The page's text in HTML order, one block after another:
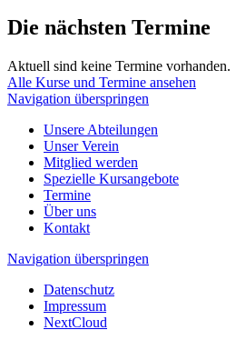
Die nächsten Termine
Aktuell sind keine Termine vorhanden.
Alle Kurse und Termine ansehen
Navigation überspringen
Unsere Abteilungen
Unser Verein
Mitglied werden
Spezielle Kursangebote
Termine
Über uns
Kontakt
Navigation überspringen
Datenschutz
Impressum
NextCloud